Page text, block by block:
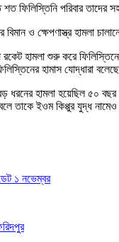
শত ফিলিস্তিনি পরিবার
বিমান ও ক্ষেপণাস্ত্র হামলা
রকেট হামলা শুরু করে
হামাস যোদ্ধারা
হামলা হয়েছিল ৫০ বছর
বলে তাকে ইওম কিপ্পুর যুদ্ধ
১ নভেম্বর